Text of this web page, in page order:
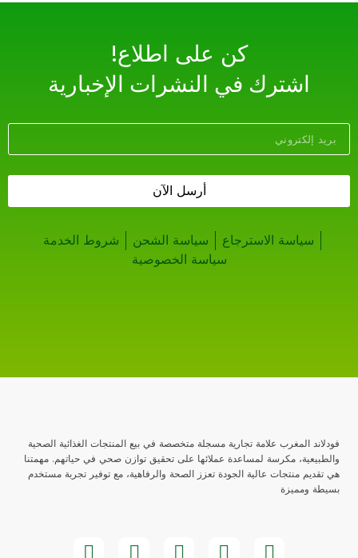
!كن على اطلاع
اشترك في النشرات الإخبارية
أرسل الآن
شروط الخدمة سياسة الشحن
سياسة الاسترجاع
سياسة الخصوصية
فودلاند المغرب علامة تجارية مسجلة متخصصة في بيع المنتجات الغذائية الصحية
والطبيعية، مكرسة لمساعدة عملائها على تحقيق توازن صحي في حياتهم. مهمتنا
هي تقديم منتجات عالية الجودة تعزز الصحة والرفاهية، مع توفير تجربة مستخدم
بسيطة ومميزة